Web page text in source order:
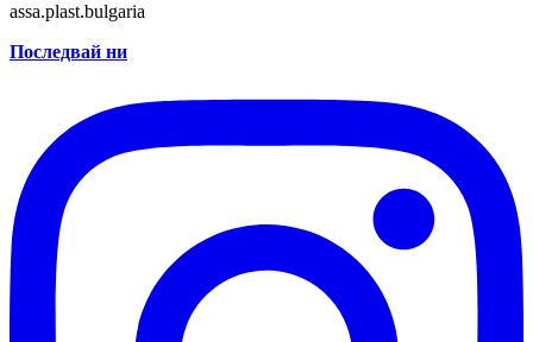
assa.plast.bulgaria
Последвай ни